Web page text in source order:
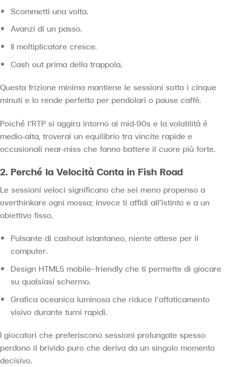
Scommetti una volta.
Avanzi di un passo.
Il moltiplicatore cresce.
Cash out prima della trappola.
Questa frizione minima mantiene le sessioni sotto i cinque
minuti e lo rende perfetto per pendolari o pause caffè.
Poiché l’RTP si aggira intorno ai mid‑90s e la volatilità è
medio‑alta, troverai un equilibrio tra vincite rapide e
occasionali near‑miss che fanno battere il cuore più forte.
2. Perché la Velocità Conta in Fish Road
Le sessioni veloci significano che sei meno propenso a
overthinkare ogni mossa; invece ti affidi all’istinto e a un
obiettivo fisso.
Pulsante di cashout istantaneo, niente attese per il
computer.
Design HTML5 mobile-friendly che ti permette di giocare
su qualsiasi schermo.
Grafica oceanica luminosa che riduce l’affaticamento
visivo durante turni rapidi.
I giocatori che preferiscono sessioni prolungate spesso
perdono il brivido puro che deriva da un singolo momento
decisivo.